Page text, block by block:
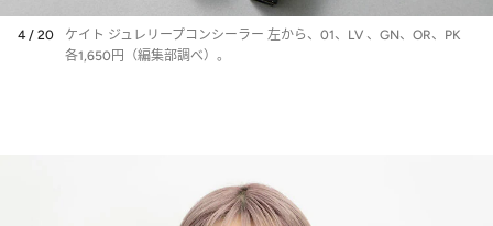
4 / 20
ケイト ジュレリープコンシーラー 左から、01、LV 、GN、OR、PK
各1,650円（編集部調べ）。